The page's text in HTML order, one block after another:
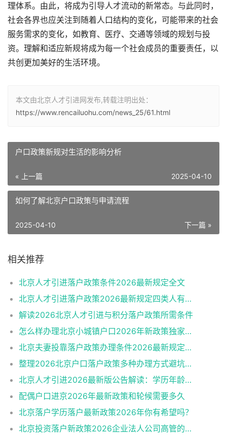
理体系。由此，将成为引导人才流动的新常态。与此同时，
社会各界也应关注到随着人口结构的变化，可能带来的社会
服务需求的变化，如教育、医疗、交通等领域的规划与投
资。理解和适应新规将成为每一个社会成员的重要责任，以
共创更加美好的生活环境。
本文由北京人才引进网发布,转载注明出处：
https://www.rencailuohu.com/news_25/61.html
户口政策新规对生活的影响分析
« 上一篇 2025-04-10
如何了解北京户口政策与申请流程
下一篇 »
2025-04-10
相关推荐
北京人才引进落户政策条件2026最新规定全文
北京人才引进落户政策2026最新规定四类人有资格
解读2026北京人才引进与积分落户政策所需条件
怎么样办理北京小城镇户口2026年新政策独家解读
北京夫妻投靠落户政策办理条件2026最新规定消息
整理2026北京户口落户政策多种办理方式避坑指南
北京人才引进2026最新版公告解读：学历年龄是门槛
配偶户口进京2026年最新政策和轮候需要多久
北京落户学历落户最新政策2026年你有希望吗？
北京投资落户新政策2026企业法人公司高管的福音